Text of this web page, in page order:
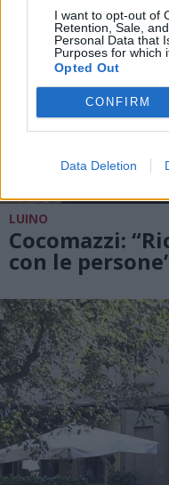
I want to opt-out of
Retention, Sale,
Personal Data that
Purposes for which
Opted Out
CONFIRM
Data Deletion
LUINO
Cocomazzi:
con le